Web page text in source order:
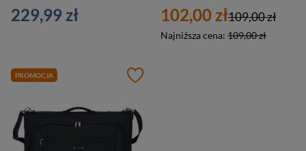
229,99 zł 102,00 zł
Najniższa cena: 109,00 zł
109,00 zł
PROMOCJA